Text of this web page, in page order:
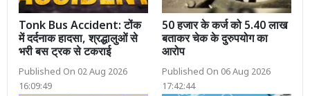
Tonk Bus Accident: टोंक
में दर्दनाक हादसा, श्रद्धालुओं से
भरी बस ट्रक से टकराई
Published On 02 Aug 2026
16:09:49
50 हजार के कर्ज को 5.40 लाख
बताकर चेक के दुरुपयोग का
आरोप
Published On 06 Aug 2026
17:42:44